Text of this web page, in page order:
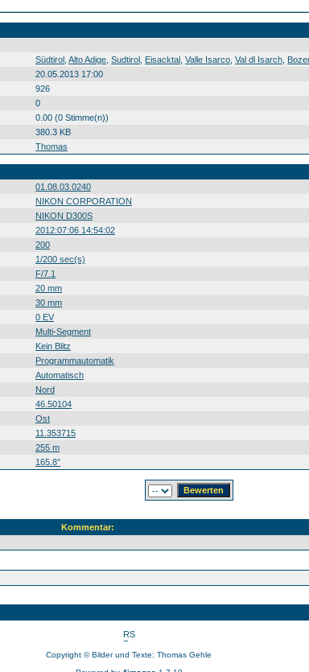
Südtirol Alto Adige Sudtirol Eisacktal Valle Isarco Val dl Isarch
20.05.2013 17:00
926
0
0.00 (0 Stimme(n))
380.3 KB
Thomas
01.08.03.0240
NIKON CORPORATION
NIKON D300S
2012:07:06 14:54:02
200
1/200 sec(s)
F/7.1
20 mm
30 mm
0 EV
Multi-Segment
Kein Blitz
Programmautomatik
Automatisch
Nord
46.50104
Ost
11.353715
255 m
165.8°
Kommentar:
Copyright © Bilder und Texte: Thomas Gehle